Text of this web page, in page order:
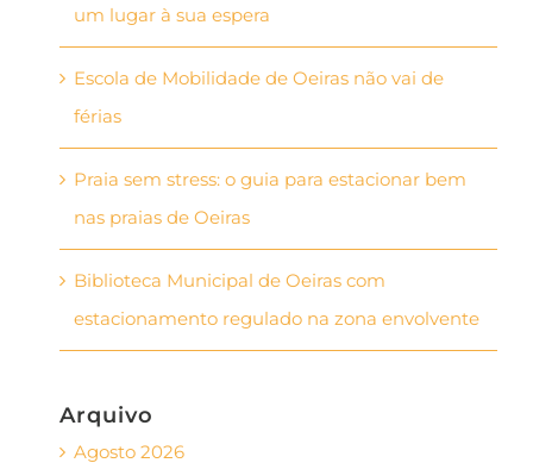
um lugar à sua espera
Escola de Mobilidade de Oeiras não vai de
férias
Praia sem stress: o guia para estacionar bem
nas praias de Oeiras
Biblioteca Municipal de Oeiras com
estacionamento regulado na zona envolvente
Arquivo
Agosto 2026